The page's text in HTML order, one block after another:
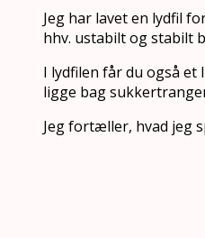
Jeg har lavet en lydfil
hhv. ustabilt og stabilt
I lydfilen får du også et
ligge bag
Jeg fortæller, hvad jeg